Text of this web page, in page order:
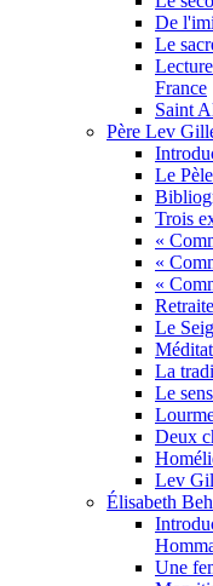
De
Le
France
Saint
Père Lev
Le
Trois
«
«
«
Le
La
Le
Deux
Lev
Élisabeth
Une